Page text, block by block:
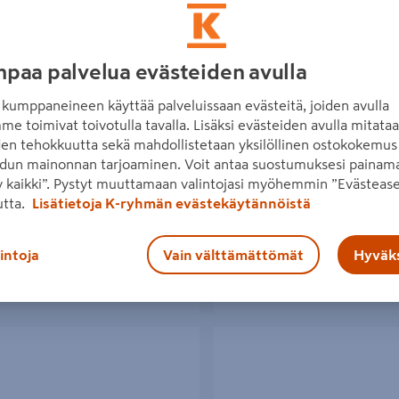
NB Cleanblast 5l
kpl
€/ kpl
l
Lue lisää
Puhallussooda Nordblast 25kg
44,95€/Säkki
44,95 €/ Säkki
1,80€/kg
1,80 €
Lue lisää
palvelua evästeiden avulla
käyttää palveluissaan evästeitä, joiden avulla
toimivat toivotulla tavalla. Lisäksi evästeiden avulla
tehokkuutta sekä mahdollistetaan yksilöllinen ostokokemus
mainonnan tarjoaminen. Voit antaa suostumuksesi
kaikki”. Pystyt muuttamaan valintojasi myöhemmin
Lisätietoja K-ryhmän evästekäytännöistä
Vain välttämättömät